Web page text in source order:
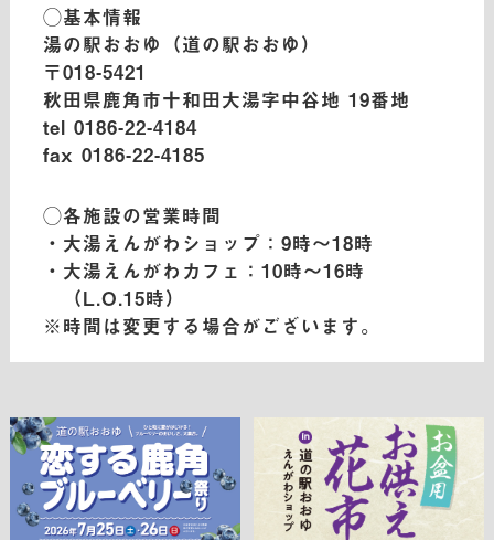
◯基本情報
湯の駅おおゆ（道の駅おおゆ）
〒018-5421
秋田県鹿角市十和田大湯字中谷地 19番地
tel 0186-22-4184
fax 0186-22-4185
◯各施設の営業時間
・大湯えんがわショップ：9時〜18時
・大湯えんがわカフェ：10時〜16時
（L.O.15時）
※時間は変更する場合がございます。